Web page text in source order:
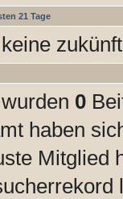
21 Tage
0
haben
Mitglied